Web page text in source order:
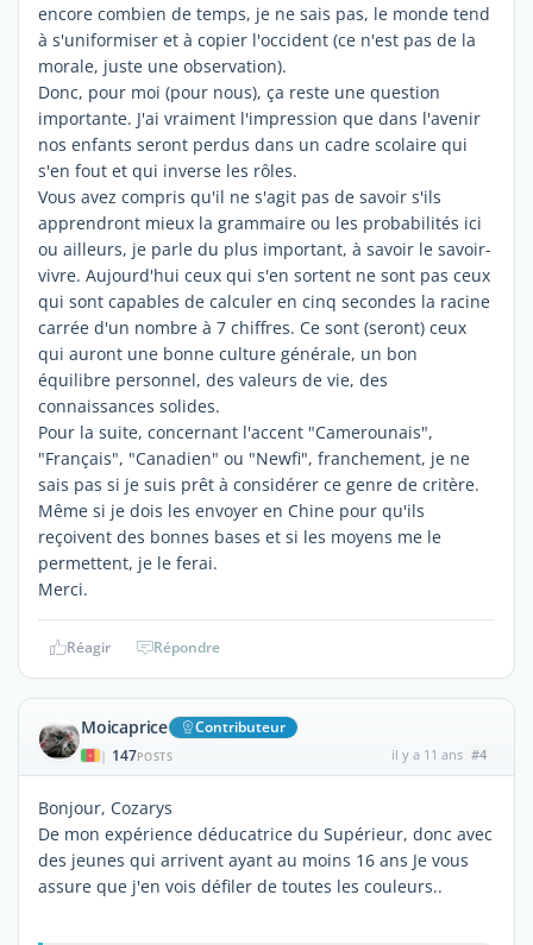
encore combien de temps, je ne sais pas, le monde tend
à s'uniformiser et à copier l'occident (ce n'est pas de la
morale, juste une observation).
Donc, pour moi (pour nous), ça reste une question
importante. J'ai vraiment l'impression que dans l'avenir
nos enfants seront perdus dans un cadre scolaire qui
s'en fout et qui inverse les rôles.
Vous avez compris qu'il ne s'agit pas de savoir s'ils
apprendront mieux la grammaire ou les probabilités ici
ou ailleurs, je parle du plus important, à savoir le savoir-
vivre. Aujourd'hui ceux qui s'en sortent ne sont pas ceux
qui sont capables de calculer en cinq secondes la racine
carrée d'un nombre à 7 chiffres. Ce sont (seront) ceux
qui auront une bonne culture générale, un bon
équilibre personnel, des valeurs de vie, des
connaissances solides.
Pour la suite, concernant l'accent "Camerounais",
"Français", "Canadien" ou "Newfi", franchement, je ne
sais pas si je suis prêt à considérer ce genre de critère.
Même si je dois les envoyer en Chine pour qu'ils
reçoivent des bonnes bases et si les moyens me le
permettent, je le ferai.
Merci.
Réagir Répondre
Moicaprice Contributeur
| 147POSTS il y a 11 ans #4
Bonjour, Cozarys
De mon expérience déducatrice du Supérieur, donc avec
des jeunes qui arrivent ayant au moins 16 ans Je vous
assure que j'en vois défiler de toutes les couleurs..